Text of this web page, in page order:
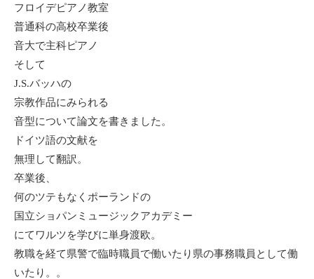
フロイデピアノ教室
普通科の高校卒業後
音大で主科ピアノ
そして
J.S.バッハの
宗教作品にみられる
音型について論文を書きました。
ドイツ語の文献を
無理して翻訳。
卒業後、
何のツテもなくポーランドの
国立ショパンミュージックアカデミー
にてワルツを学びに単身渡欧。
教職を経て県警で臨時職員で働いたり県の事務職員として働
いたり。。